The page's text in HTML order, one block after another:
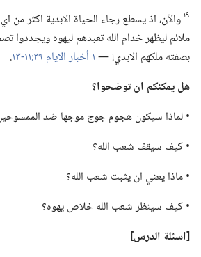
١٩والآن،‏ اذ يسطع رجاء الحياة الابدية اكثر
ملائم ليظهر خدام الله تعبدهم ليهوه ويجددوا
بصفته ملكهم الابدي!‏ —‏١ أخبار الايام ٢٩:‏١١-‏١٣
‏.‏
هل يمكنكم ان توضحوا؟‏
‏• لماذا سيكون هجوم جوج موجها ضد
‏• كيف سيقف شعب الله؟‏
‏• ماذا يعني ان يثبت شعب الله؟‏
‏• كيف سينظر شعب الله خلاص يهوه؟‏
‏[اسئلة الدرس]‏